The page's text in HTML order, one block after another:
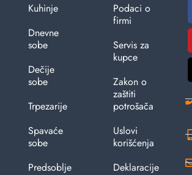
Kuhinje
Dnevne
sobe
Dečije
sobe
Trpezarije
Spavaće
sobe
Predsoblje
Podaci o
firmi
Servis za
kupce
Zakon o
zaštiti
potrošača
Uslovi
korišćenja
Deklaracije